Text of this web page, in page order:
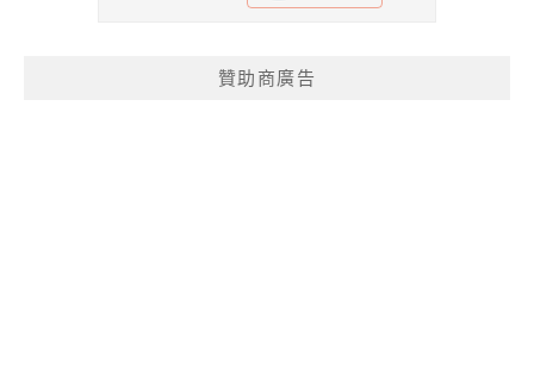
贊助商廣告